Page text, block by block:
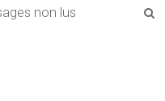
non lus